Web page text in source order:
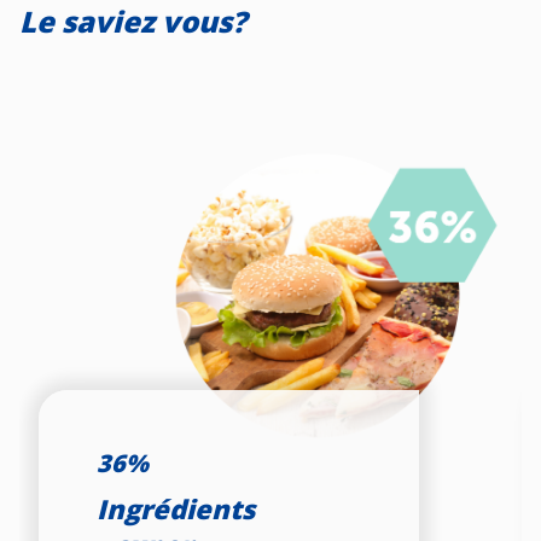
Le saviez vous?
36%
Ingrédients